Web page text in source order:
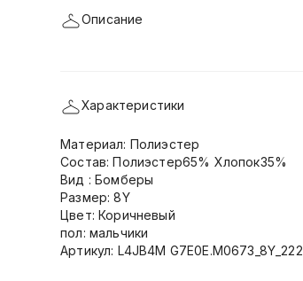
Описание
Характеристики
Материал: Полиэстер
Состав: Полиэстер65% Хлопок35%
Вид : Бомберы
Размер: 8Y
Цвет: Коричневый
пол: мальчики
Артикул: L4JB4M G7E0E.M0673_8Y_222